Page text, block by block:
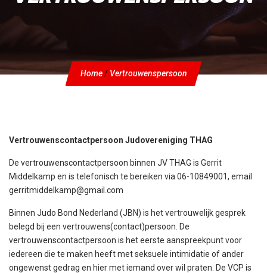
Home/ Vertrouwenspersoon
Vertrouwenscontactpersoon Judovereniging THAG
De vertrouwenscontactpersoon binnen JV THAG is Gerrit
Middelkamp en is telefonisch te bereiken via 06-10849001, email
gerritmiddelkamp@gmail.com
Binnen Judo Bond Nederland (JBN) is het vertrouwelijk gesprek
belegd bij een vertrouwens(contact)persoon. De
vertrouwenscontactpersoon is het eerste aanspreekpunt voor
iedereen die te maken heeft met seksuele intimidatie of ander
ongewenst gedrag en hier met iemand over wil praten. De VCP is